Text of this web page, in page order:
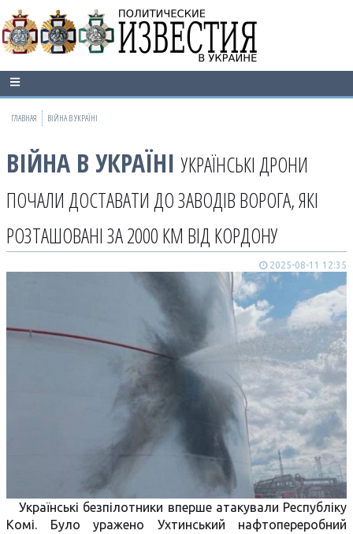
ГЛАВНАЯ ВІЙНА В УКРАЇНІ
ВІЙНА В УКРАЇНІ УКРАЇНСЬКІ ДРОНИ
ПОЧАЛИ ДОСТАВАТИ ДО ЗАВОДІВ ВОРОГА, ЯКІ
РОЗТАШОВАНІ ЗА 2000 КМ ВІД КОРДОНУ
2025-08-11 12:35
Українські безпілотники вперше атакували Республіку
Комі. Було уражено Ухтинський нафтопереробний